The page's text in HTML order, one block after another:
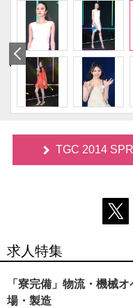
TGC 2014
求人特集
「寮完備」物流・機械
場・製造